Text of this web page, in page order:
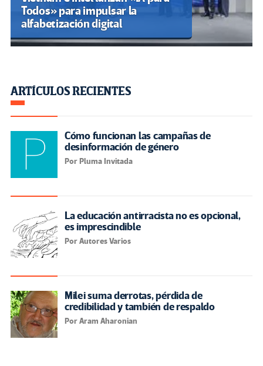
Todos» para impulsar la
alfabetización digital
ARTÍCULOS RECIENTES
Cómo funcionan las campañas de
desinformación de género
Por Pluma Invitada
La educación antirracista no es opcional,
es imprescindible
Por Autores Varios
Milei suma derrotas, pérdida de
credibilidad y también de respaldo
Por Aram Aharonian